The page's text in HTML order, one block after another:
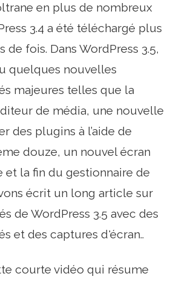
en plus de nombreux
3.4 a été téléchargé plus
de fois. Dans WordPress 3.5,
quelques nouvelles
majeures telles que la
de média, une nouvelle
des plugins à l’aide de
douze, un nouvel écran
et la fin du gestionnaire de
écrit un long article sur
de WordPress 3.5 avec des
et des captures d'écran..
courte vidéo qui résume